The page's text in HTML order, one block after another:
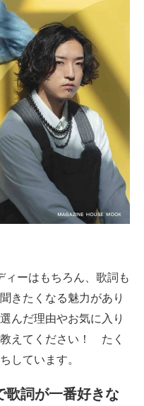
ーはもちろん、歌詞も
きたくなる魅力があり
んだ理由やお気に入り
えてください！ たく
しています。
歌詞が一番好きな